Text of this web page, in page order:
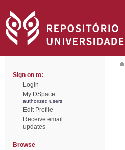
Sign on to:
Login
My DSpace
authorized users
Edit Profile
Receive email
updates
Browse